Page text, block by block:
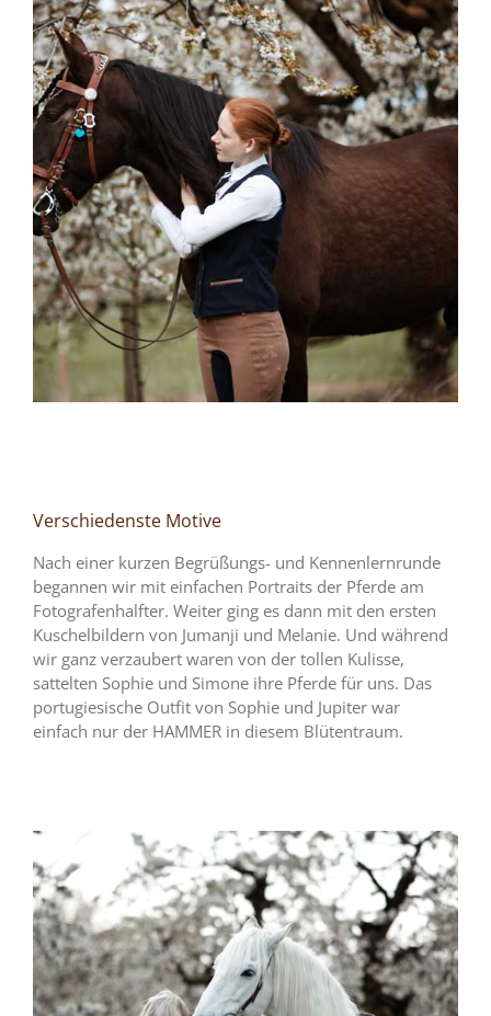
Verschiedenste Motive
Nach einer kurzen Begrüßungs- und Kennenlernrunde
begannen wir mit einfachen Portraits der Pferde am
Fotografenhalfter. Weiter ging es dann mit den ersten
Kuschelbildern von Jumanji und Melanie. Und während
wir ganz verzaubert waren von der tollen Kulisse,
sattelten Sophie und Simone ihre Pferde für uns. Das
portugiesische Outfit von Sophie und Jupiter war
einfach nur der HAMMER in diesem Blütentraum.